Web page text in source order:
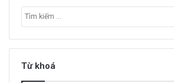
Từ khoá